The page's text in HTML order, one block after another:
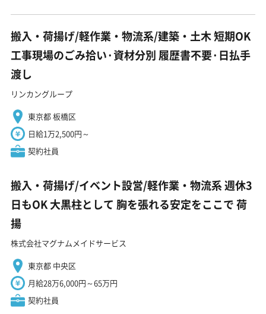
搬入・荷揚げ/軽作業・物流系/建築・土木 短期OK
工事現場のごみ拾い·資材分別 履歴書不要·日払手
渡し
リンカングループ
東京都 板橋区
日給1万2,500円～
契約社員
搬入・荷揚げ/イベント設営/軽作業・物流系 週休3
日もOK 大黒柱として 胸を張れる安定をここで 荷
揚
株式会社マグナムメイドサービス
東京都 中央区
月給28万6,000円～65万円
契約社員